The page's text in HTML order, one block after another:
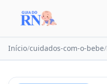
Início/cuidados-com-o-bebe/